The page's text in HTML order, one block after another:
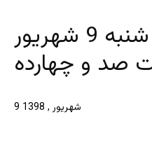
ایران مدرنیته – شنبه 9 شهریور
صد و چهارده
9 شهریور , 1398